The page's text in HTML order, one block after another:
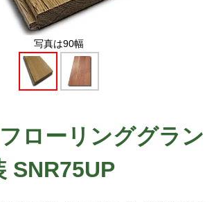
写真は90幅
ローリンググラン
SNR75UP